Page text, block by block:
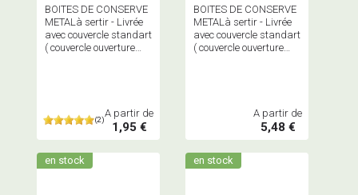
BOITES DE CONSERVE
METALà sertir - Livrée
avec couvercle standart
( couvercle ouverture
(2)
A partir de
1,95 €
BOITES DE CONSERVE
METALà sertir - Livrée
avec couvercle standart
( couvercle ouverture
A partir de
5,48 €
en stock en stock